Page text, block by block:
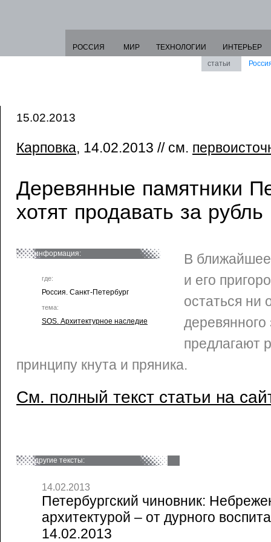
РОССИЯ МИР ТЕХНОЛОГИИ
ИНТЕРЬЕР
статьи
15.02.2013
Карповка, 14.02.2013 // см.
Деревянные памятники
хотят продавать за рубль
информация:
где:
Россия. Санкт-Петербург
тема:
SOS. Архитектурное наследие
В
и его
остаться ни
предлагают
принципу кнута и пряника.
См. полный текст статьи на
другие тексты:
14.02.2013
Петербургский чиновник:
архитектурой – от дурного
14.02.2013